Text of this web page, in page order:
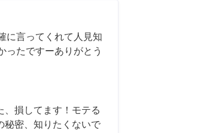
に言ってくれて人見知
ったですーありがとう
、損してます！モテる
秘密、知りたくないで